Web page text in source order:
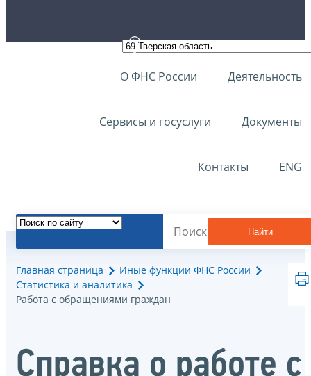
О ФНС России Деятельность
Сервисы и госуслуги Документы
Контакты ENG
Найти
Главная страница
Иные функции ФНС России
Статистика и аналитика
Работа с обращениями граждан
Справка о работе с